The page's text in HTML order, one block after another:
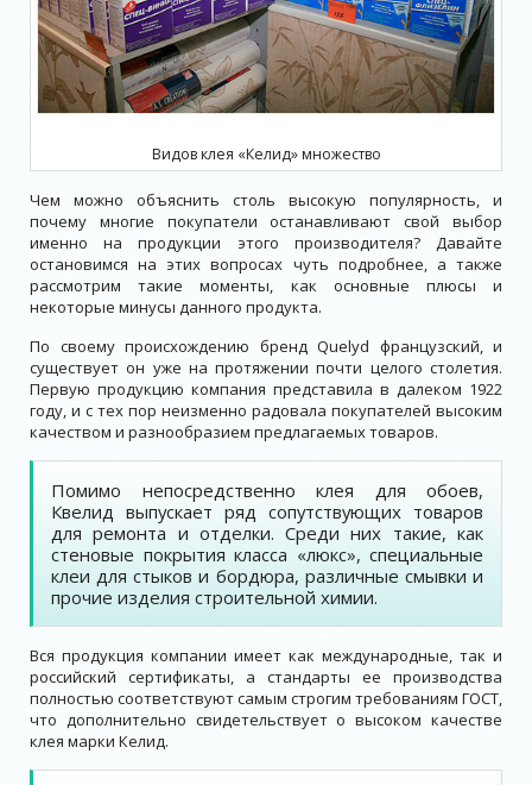
Видов клея «Келид» множество
Чем можно объяснить столь высокую популярность, и
почему многие покупатели останавливают свой выбор
именно на продукции этого производителя? Давайте
остановимся на этих вопросах чуть подробнее, а также
рассмотрим такие моменты, как основные плюсы и
некоторые минусы данного продукта.
По своему происхождению бренд Quelyd французский, и
существует он уже на протяжении почти целого столетия.
Первую продукцию компания представила в далеком 1922
году, и с тех пор неизменно радовала покупателей высоким
качеством и разнообразием предлагаемых товаров.
Помимо непосредственно клея для обоев,
Квелид выпускает ряд сопутствующих товаров
для ремонта и отделки. Среди них такие, как
стеновые покрытия класса «люкс», специальные
клеи для стыков и бордюра, различные смывки и
прочие изделия строительной химии.
Вся продукция компании имеет как международные, так и
российский сертификаты, а стандарты ее производства
полностью соответствуют самым строгим требованиям ГОСТ,
что дополнительно свидетельствует о высоком качестве
клея марки Келид.